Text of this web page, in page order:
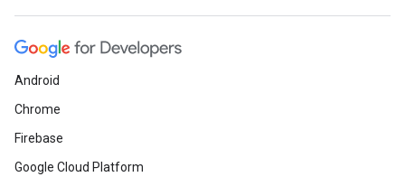
Android
Chrome
Firebase
Google Cloud Platform